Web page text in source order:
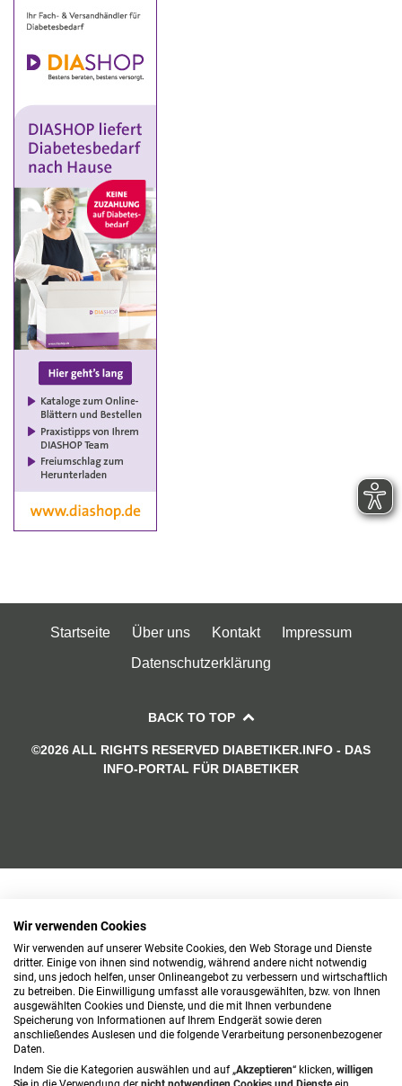
Startseite Über uns Kontakt
Impressum
Datenschutzerklärung
BACK TO TOP
©2026 ALL RIGHTS RESERVED DIABETIKER.INFO - DAS
INFO-PORTAL FÜR DIABETIKER
Wir verwenden Cookies
Wir verwenden auf unserer Website Cookies, den Web Storage und Dienste
dritter. Einige von ihnen sind notwendig, während andere nicht notwendig
sind, uns jedoch helfen, unser Onlineangebot zu verbessern und wirtschaftlich
zu betreiben. Die Einwilligung umfasst alle vorausgewählten, bzw. von Ihnen
ausgewählten Cookies und Dienste, und die mit Ihnen verbundene
Speicherung von Informationen auf Ihrem Endgerät sowie deren
anschließendes Auslesen und die folgende Verarbeitung personenbezogener
Daten.
Indem Sie die Kategorien auswählen und auf „Akzeptieren“ klicken, willigen